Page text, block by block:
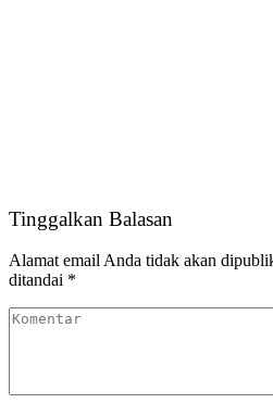
Tinggalkan Balasan
Alamat email Anda tidak akan
ditandai *